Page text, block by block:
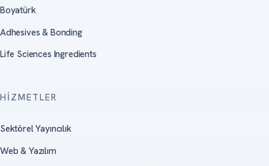
Boyatürk
Adhesives & Bonding
Life Sciences Ingredients
HIZMETLER
Sektörel Yayıncılık
Web & Yazılım